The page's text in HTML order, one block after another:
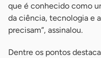
que é conhecido como
da ciência, tecnologia e
precisam”, assinalou.
Dentre os pontos